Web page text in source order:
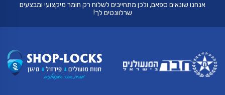
אנחנו שונאים ספאם, ולכן מתחייבים לשלוח רק חומר מיקצועי ומבצעים
שרלוונטים לך!